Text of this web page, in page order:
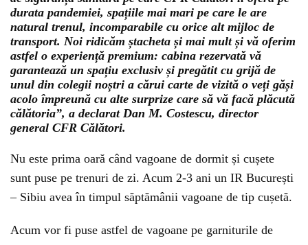
durata pandemiei, spațiile mai mari pe care le are
natural trenul, incomparabile cu orice alt mijloc de
transport. Noi ridicăm ștacheta și mai mult și vă oferim
astfel o experiență premium: cabina rezervată vă
garantează un spațiu exclusiv și pregătit cu grijă de
unul din colegii noștri a cărui carte de vizită o veți găși
acolo împreună cu alte surprize care să vă facă plăcută
călătoria”, a declarat Dan M. Costescu, director
general CFR Călători.
Nu este prima oară când vagoane de dormit și cușete
sunt puse pe trenuri de zi. Acum 2-3 ani un IR București
– Sibiu avea în timpul săptămânii vagoane de tip cușetă.
Acum vor fi puse astfel de vagoane pe garniturile de